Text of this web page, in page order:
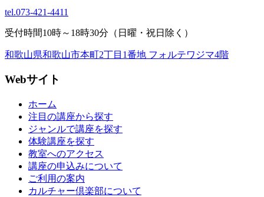
tel.073-421-4411
受付時間10時～18時30分（日曜・祝日除く）
和歌山県和歌山市本町2丁目1番地 フォルテワジマ4階
Webサイト
ホーム
注目の講座から探す
ジャンルで講座を探す
体験講座を探す
教室へのアクセス
講座の申込みについて
ご利用の案内
カルチャー倶楽部について